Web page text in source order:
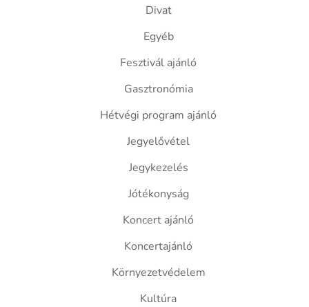
Divat
Egyéb
Fesztivál ajánló
Gasztronómia
Hétvégi program ajánló
Jegyelővétel
Jegykezelés
Jótékonyság
Koncert ajánló
Koncertajánló
Környezetvédelem
Kultúra